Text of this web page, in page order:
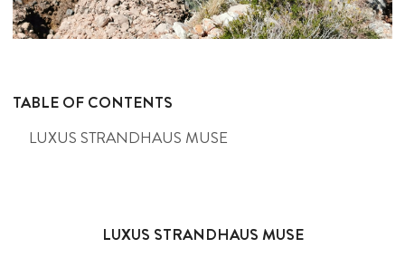
TABLE OF CONTENTS
LUXUS STRANDHAUS MUSE
LUXUS STRANDHAUS MUSE